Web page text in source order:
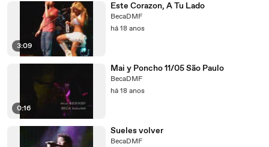
3:09
Este Corazon, A Tu Lado
BecaDMF
há 18 anos
0:16
Mai y Poncho 11/05 São Paulo
BecaDMF
há 18 anos
Sueles volver
BecaDMF